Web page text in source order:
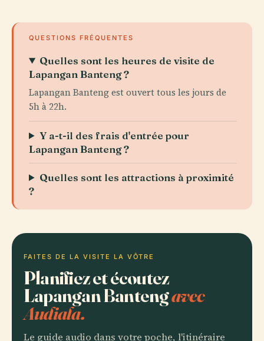
QUESTIONS FRÉQUENTES
Quelles sont les heures de visite de
Lapangan Banteng ?
Lapangan Banteng est ouvert tous les jours de
5h à 22h.
Y a-t-il des frais d'entrée pour
Lapangan Banteng ?
Quelles sont les attractions à proximité
?
FAITES DE LA VISITE LA VÔTRE
Planifiez et écoutez
Lapangan Bantengavec
Audiala.
Le guide audio dans votre poche, l'itinéraire